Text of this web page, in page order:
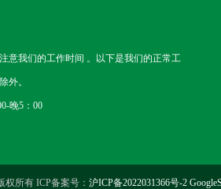
意我们的工作时间 。以下是我们的正常工
外。
晚5：00
所有 ICP备案号： 沪ICP备2022031366号-2